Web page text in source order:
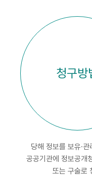
청구방
당해 정보를 보유·
공공기관에 정보공개
또는 구술로